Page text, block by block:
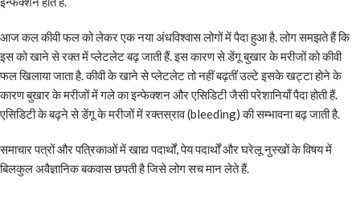
आज कल कीवी फल को लेकर एक नया अंधविश्वास लोगों में पैदा हुआ है. लोग समझते हैं कि
इस को खाने से रक्त में प्लेटलेट बढ़ जाती हैं. इस कारण से डेंगू बुखार के मरीजों को कीवी
फल खिलाया जाता है. कीवी के खाने से प्लेटलेट तो नहीं बढ़तीं उल्टे इसके खट्टा होने के
कारण बुखार के मरीजों में गले का इन्फेक्शन और एसिडिटी जैसी परेशानियाँ पैदा होती हैं.
एसिडिटी के बढ़ने से डेंगू के मरीजों में रक्तस्राव (bleeding) की सम्भावना बढ़ जाती है.
समाचार पत्रों और पत्रिकाओं में खाद्य पदार्थों, पेय पदार्थों और घरेलू नुस्खों के विषय में
बिलकुल अवैज्ञानिक बकवास छपती है जिसे लोग सच मान लेते हैं.